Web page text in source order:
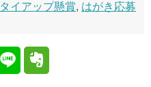
タイアップ懸賞, はがき応募